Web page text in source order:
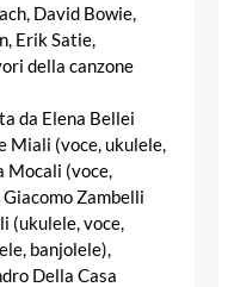
David Bowie,
Erik Satie,
della canzone
da Elena Bellei
Miali (voce, ukulele,
Mocali (voce,
Zambelli
(ukulele, voce,
banjolele),
Della Casa